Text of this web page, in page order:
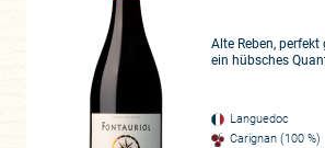
Alte Reben,
ein hübsches
Languedoc
Carignan (100 %)